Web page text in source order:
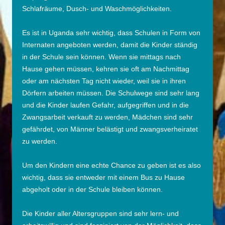
Schlafräume, Dusch- und Waschmöglichkeiten.
Es ist in Uganda sehr wichtig, dass Schulen in Form von
Internaten angeboten werden, damit die Kinder ständig
in der Schule sein können. Wenn sie mittags nach
Hause gehen müssen, kehren sie oft am Nachmittag
oder am nächsten Tag nicht wieder, weil sie in ihren
Dörfern arbeiten müssen. Die Schulwege sind sehr lang
und die Kinder laufen Gefahr, aufgegriffen und in die
Zwangsarbeit verkauft zu werden, Mädchen sind sehr
gefährdet, von Männer belästigt und zwangsverheiratet
zu werden.
Um den Kindern eine echte Chance zu geben ist es also
wichtig, dass sie entweder mit einem Bus zu Hause
abgeholt oder in der Schule bleiben können.
Die Kinder aller Altersgruppen sind sehr lern- und